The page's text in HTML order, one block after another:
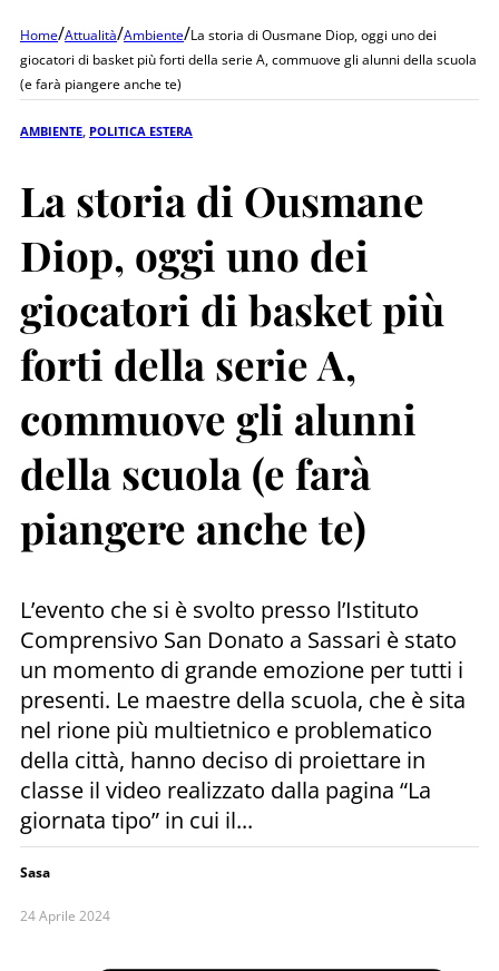
Home/Attualità/Ambiente/La storia di Ousmane Diop, oggi uno dei
giocatori di basket più forti della serie A, commuove gli alunni della scuola
(e farà piangere anche te)
AMBIENTE POLITICA ESTERA
La storia di Ousmane
Diop, oggi uno dei
giocatori di basket più
forti della serie A,
commuove gli alunni
della scuola (e farà
piangere anche te)
L’evento che si è svolto presso l’Istituto
Comprensivo San Donato a Sassari è stato
un momento di grande emozione per tutti i
presenti. Le maestre della scuola, che è sita
nel rione più multietnico e problematico
della città, hanno deciso di proiettare in
classe il video realizzato dalla pagina “La
giornata tipo” in cui il...
Sasa
24 Aprile 2024